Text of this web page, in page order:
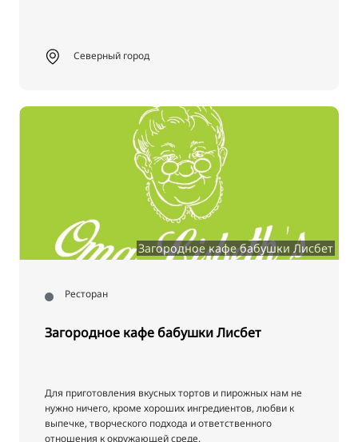
Северный город
Загородное кафе бабушки Лисбет
Ресторан
Загородное кафе бабушки Лисбет
Для приготовления вкусных тортов и пирожных нам не
нужно ничего, кроме хороших ингредиентов, любви к
выпечке, творческого подхода и ответственного
отношения к окружающей среде.